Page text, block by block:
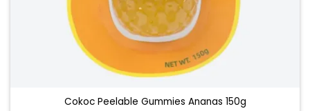
Cokoc Peelable Gummies Ananas 150g